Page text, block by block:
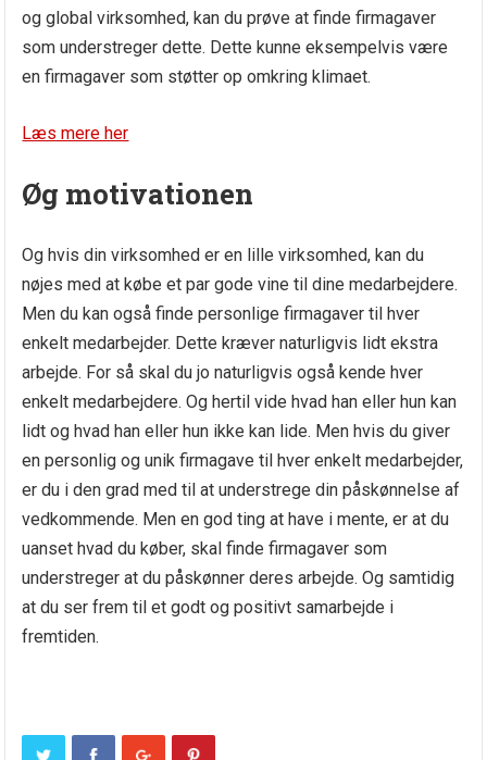
og global virksomhed, kan du prøve at finde firmagaver
som understreger dette. Dette kunne eksempelvis være
en firmagaver som støtter op omkring klimaet.
Læs mere her
Øg motivationen
Og hvis din virksomhed er en lille virksomhed, kan du
nøjes med at købe et par gode vine til dine medarbejdere.
Men du kan også finde personlige firmagaver til hver
enkelt medarbejder. Dette kræver naturligvis lidt ekstra
arbejde. For så skal du jo naturligvis også kende hver
enkelt medarbejdere. Og hertil vide hvad han eller hun kan
lidt og hvad han eller hun ikke kan lide. Men hvis du giver
en personlig og unik firmagave til hver enkelt medarbejder,
er du i den grad med til at understrege din påskønnelse af
vedkommende. Men en god ting at have i mente, er at du
uanset hvad du køber, skal finde firmagaver som
understreger at du påskønner deres arbejde. Og samtidig
at du ser frem til et godt og positivt samarbejde i
fremtiden.